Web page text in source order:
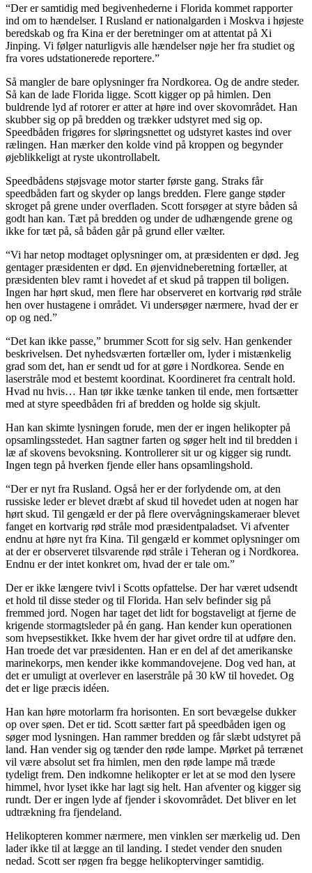
“Der er samtidig med begivenhederne i Florida kommet rapporter
ind om to hændelser. I Rusland er nationalgarden i Moskva i højeste
beredskab og fra Kina er der beretninger om at attentat på Xi
Jinping. Vi følger naturligvis alle hændelser nøje her fra studiet og
fra vores udstationerede reportere.”
Så mangler de bare oplysninger fra Nordkorea. Og de andre steder.
Så kan de lade Florida ligge. Scott kigger op på himlen. Den
buldrende lyd af rotorer er atter at høre ind over skovområdet. Han
skubber sig op på bredden og trækker udstyret med sig op.
Speedbåden frigøres for sløringsnettet og udstyret kastes ind over
rælingen. Han mærker den kolde vind på kroppen og begynder
øjeblikkeligt at ryste ukontrollabelt.
Speedbådens støjsvage motor starter første gang. Straks får
speedbåden fart og skyder op langs bredden. Flere gange støder
skroget på grene under overfladen. Scott forsøger at styre båden så
godt han kan. Tæt på bredden og under de udhængende grene og
ikke for tæt på, så båden går på grund eller vælter.
“Vi har netop modtaget oplysninger om, at præsidenten er død. Jeg
gentager præsidenten er død. En øjenvidneberetning fortæller, at
præsidenten blev ramt i hovedet af et skud på trappen til boligen.
Ingen har hørt skud, men flere har observeret en kortvarig rød stråle
hen over hustagene i området. Vi undersøger nærmere, hvad der er
op og ned.”
“Det kan ikke passe,” brummer Scott for sig selv. Han genkender
beskrivelsen. Det nyhedsværten fortæller om, lyder i mistænkelig
grad som det, han er sendt ud for at gøre i Nordkorea. Sende en
laserstråle mod et bestemt koordinat. Koordineret fra centralt hold.
Hvad nu hvis… Han tør ikke tænke tanken til ende, men fortsætter
med at styre speedbåden fri af bredden og holde sig skjult.
Han kan skimte lysningen forude, men der er ingen helikopter på
opsamlingsstedet. Han sagtner farten og søger helt ind til bredden i
læ af skovens bevoksning. Kontrollerer sit ur og kigger sig rundt.
Ingen tegn på hverken fjende eller hans opsamlingshold.
“Der er nyt fra Rusland. Også her er der forlydende om, at den
russiske leder er blevet dræbt af skud til hovedet uden at nogen har
hørt skud. Til gengæld er der på flere overvågningskameraer blevet
fanget en kortvarig rød stråle mod præsidentpaladset. Vi afventer
endnu at høre nyt fra Kina. Til gengæld er kommet oplysninger om
at der er observeret tilsvarende rød stråle i Teheran og i Nordkorea.
Endnu er der intet konkret om, hvad der er tale om.”
Der er ikke længere tvivl i Scotts opfattelse. Der har været udsendt
et hold til disse steder og til Florida. Han selv befinder sig på
fremmed jord. Nogen har taget det lidt for bogstaveligt at fjerne de
krigende stormagtsleder på én gang. Han kender kun operationen
som hvepsestikket. Ikke hvem der har givet ordre til at udføre den.
Han troede det var præsidenten. Han er en del af det amerikanske
marinekorps, men kender ikke kommandovejene. Dog ved han, at
det er umuligt at overlever en laserstråle på 30 kW til hovedet. Og
det er lige præcis idéen.
Han kan høre motorlarm fra horisonten. En sort bevægelse dukker
op over søen. Det er tid. Scott sætter fart på speedbåden igen og
søger mod lysningen. Han rammer bredden og får slæbt udstyret på
land. Han vender sig og tænder den røde lampe. Mørket på terrænet
vil være absolut set fra himlen, men den røde lampe må træde
tydeligt frem. Den indkomne helikopter er let at se mod den lysere
himmel, hvor lyset ikke har lagt sig helt. Han afventer og kigger sig
rundt. Der er ingen lyde af fjender i skovområdet. Det bliver en let
udtrækning fra fjendeland.
Helikopteren kommer nærmere, men vinklen ser mærkelig ud. Den
lader ikke til at lægge an til landing. I stedet vender den snuden
nedad. Scott ser røgen fra begge helikoptervinger samtidig.